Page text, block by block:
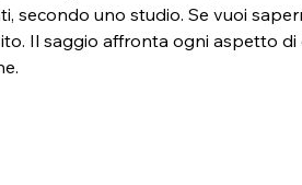
secondo uno studio. Se vuoi
Il saggio affronta ogni aspetto di